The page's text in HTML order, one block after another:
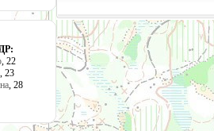
, 22
, 23
, 28